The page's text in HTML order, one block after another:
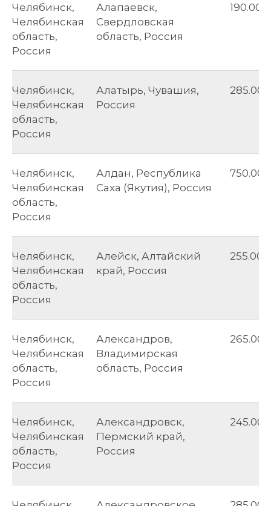
Челябинск,
Челябинская
область,
Россия
Алапаевск,
Свердловская
область, Россия
190.00
Челябинск,
Челябинская
область,
Россия
Алатырь, Чувашия,
Россия
285.00
Челябинск,
Челябинская
область,
Россия
Алдан, Республика
Саха (Якутия), Россия
750.00
Челябинск,
Челябинская
область,
Россия
Алейск, Алтайский
край, Россия
255.00
Челябинск,
Челябинская
область,
Россия
Александров,
Владимирская
область, Россия
265.00
Челябинск,
Челябинская
область,
Россия
Александровск,
Пермский край,
Россия
245.00